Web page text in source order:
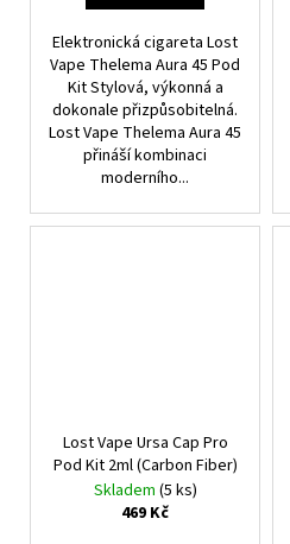
Elektronická cigareta Lost
Vape Thelema Aura 45 Pod
Kit Stylová, výkonná a
dokonale přizpůsobitelná.
Lost Vape Thelema Aura 45
přináší kombinaci
moderního...
Lost Vape Ursa Cap Pro
Pod Kit 2ml (Carbon Fiber)
Skladem (5 ks)
469 Kč